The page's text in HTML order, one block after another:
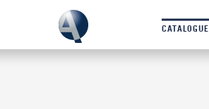
CATALOGUE